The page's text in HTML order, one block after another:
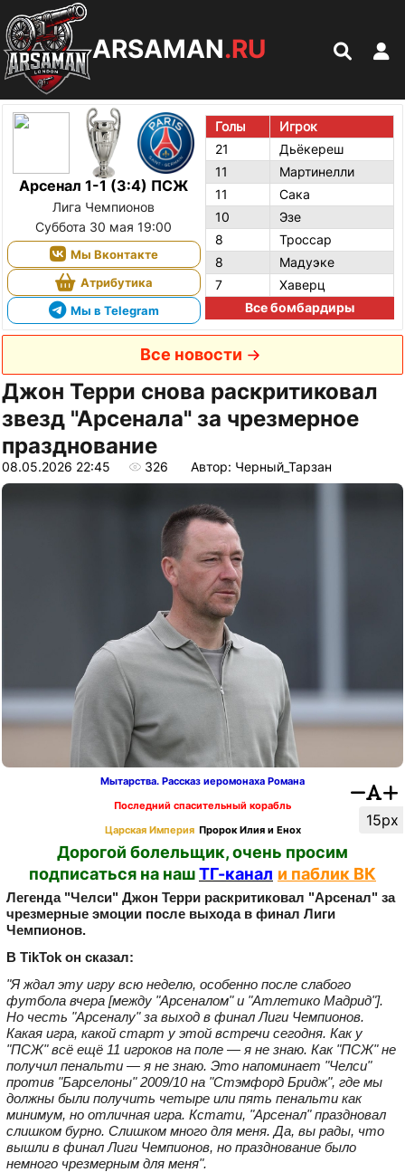
ARSAMAN.RU
Арсенал 1-1 (3:4) ПСЖ
Лига Чемпионов
Суббота 30 мая 19:00
Мы Вконтакте
Атрибутика
Мы в Telegram
Голы
Игрок
21
Дьёкереш
11
Мартинелли
11
Сака
10
Эзе
8
Троссар
8
Мадуэке
7
Хаверц
Все бомбардиры
Все новости
Джон Терри снова раскритиковал
звезд "Арсенала" за чрезмерное
празднование
08.05.2026 22:45 326 Автор: Черный_Тарзан
15px
Мытарства. Рассказ иеромонаха Романа
Последний спасительный корабль
Царская Империя Пророк Илия и Енох
Дорогой болельщик, очень просим
подписаться на нашТГ-канал и паблик ВК
Легенда "Челси" Джон Терри раскритиковал "Арсенал" за
чрезмерные эмоции после выхода в финал Лиги
Чемпионов.
В TikTok он сказал:
"Я ждал эту игру всю неделю, особенно после слабого
футбола вчера [между "Арсеналом" и "Атлетико Мадрид"].
Но честь "Арсеналу" за выход в финал Лиги Чемпионов.
Какая игра, какой старт у этой встречи сегодня. Как у
"ПСЖ" всё ещё 11 игроков на поле — я не знаю. Как "ПСЖ" не
получил пенальти — я не знаю. Это напоминает "Челси"
против "Барселоны" 2009/10 на "Стэмфорд Бридж", где мы
должны были получить четыре или пять пенальти как
минимум, но отличная игра. Кстати, "Арсенал" праздновал
слишком бурно. Слишком много для меня. Да, вы рады, что
вышли в финал Лиги Чемпионов, но празднование было
немного чрезмерным для меня".